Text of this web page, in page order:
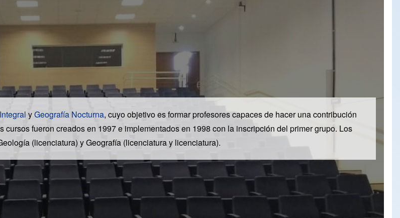
yGeografía Nocturna, cuyo objetivo es formar profesores capaces de hacer una contribución
fueron creados en 1997 e implementados en 1998 con la inscripción del primer grupo. Los
(licenciatura) y Geografía (licenciatura y licenciatura).